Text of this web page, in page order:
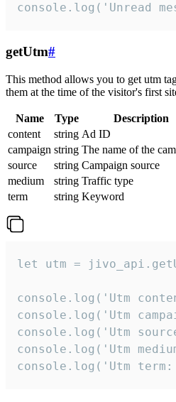
console.log('Unread
getUtm#
This method allows you to get utm
them at the time of the visitor's first
Name Type
Description
content
string Ad ID
campaign string The name of the
source
string Campaign source
medium
string Traffic type
term
string Keyword
let utm =
console.log('Utm
console.log('Utm
console.log('Utm
console.log('Utm
console.log('Utm